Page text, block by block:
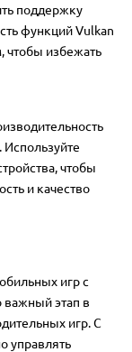
поддержку
функций Vulkan
чтобы избежать
чтобы
и качество
игр с
важный этап в
игр. С
управлять